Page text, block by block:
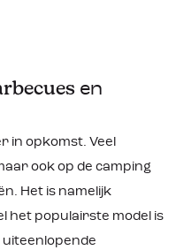
en
in opkomst. Veel
ook op de camping
Het is namelijk
het populairste model is
uiteenlopende